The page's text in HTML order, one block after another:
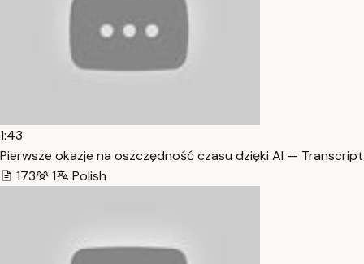
1:43
Pierwsze okazje na oszczędność czasu dzięki AI — Transcript
173
1 Polish